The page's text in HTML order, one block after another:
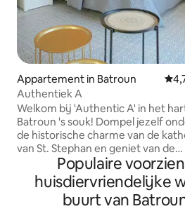
Appartement in Batroun
Authentiek A
Welkom bij 'Authentic A' in het
Batroun 's souk! Dompel jezelf
de historische charme van de
van St. Stephan en geniet van de
geneugten van gerenommeerde
restaurants en nabijgelegen
bezienswaardigheden. Het beste
alles, de sprankelende zee en
Populaire
huisdiervriendelijke
buurt van